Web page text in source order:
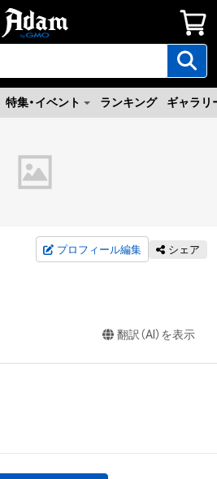
特集・イベント ランキング ギャラリ
プロフィール編集 シェア
翻訳（AI）を表示